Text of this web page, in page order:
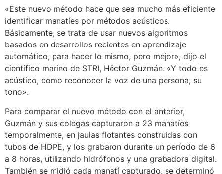
«Este nuevo método hace que sea mucho más eficiente
identificar manatíes por métodos acústicos.
Básicamente, se trata de usar nuevos algoritmos
basados en desarrollos recientes en aprendizaje
automático, para hacer lo mismo, pero mejor», dijo el
científico marino de STRI, Héctor Guzmán. «Y todo es
acústico, como reconocer la voz de una persona, su
tono».
Para comparar el nuevo método con el anterior,
Guzmán y sus colegas capturaron a 23 manatíes
temporalmente, en jaulas flotantes construidas con
tubos de HDPE, y los grabaron durante un período de 6
a 8 horas, utilizando hidrófonos y una grabadora digital.
También se midió cada manatí capturado, se determinó